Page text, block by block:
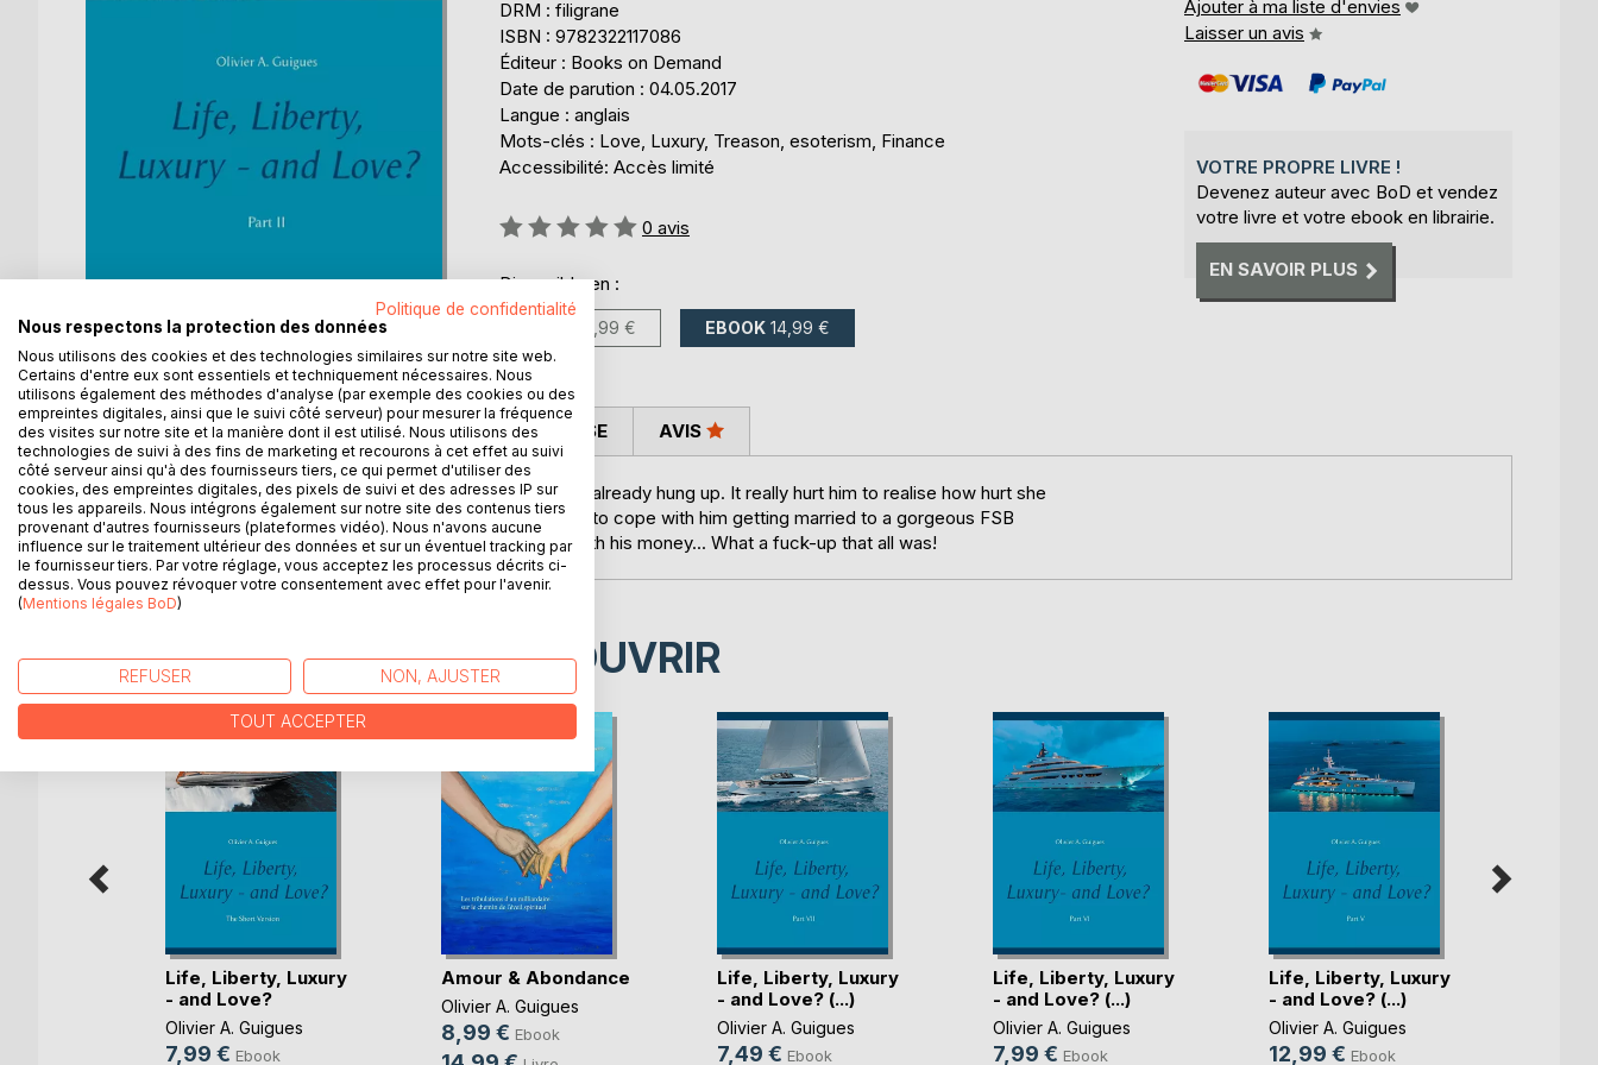
DRM : filigrane
ISBN : 9782322117086
Éditeur : Books on Demand
Date de parution : 04.05.2017
Langue : anglais
Mots-clés : Love, Luxury, Treason, esoterism, Finance
Accessibilité: Accès limité
Évaluation:
0 avis
Disponible en :
21,99 € EBOOK 14,99 €
Ajouter à ma liste d'envies
Laisser un avis
VOTRE PROPRE LIVRE !
Devenez auteur avec BoD et vendez
votre livre et votre ebook en librairie.
EN SAVOIR PLUS
DESCRIPTION
Kathrin did not even give Jean a chance to reply: she had already hung up. It really hurt him to realise how hurt she
was, the one and only promised woman of his life, having to cope with him getting married to a gorgeous FSB
secret agent who was about to ruin him and walk away with his money... What a fuck-up that all was!
AUTEUR(S) CRITIQUES PRESSE AVIS
D’AUTRES TITRES À DÉCOUVRIR
Life, Liberty, Luxury
- and Love?
Olivier A. Guigues
7,99 € Ebook
Amour & Abondance
Olivier A. Guigues
8,99 € Ebook
Life, Liberty, Luxury
- and Love? (...)
Olivier A. Guigues
7,49 € Ebook
Life, Liberty, Luxury
- and Love? (...)
Olivier A. Guigues
7,99 € Ebook
Life, Liberty, Luxury
- and Love? (...)
Olivier A. Guigues
12,99 € Ebook
Politique de confidentialité
Nous respectons la protection des données
Nous utilisons des cookies et des technologies similaires sur notre site web.
Certains d'entre eux sont essentiels et techniquement nécessaires. Nous
utilisons également des méthodes d'analyse (par exemple des cookies ou des
empreintes digitales, ainsi que le suivi côté serveur) pour mesurer la fréquence
des visites sur notre site et la manière dont il est utilisé. Nous utilisons des
technologies de suivi à des fins de marketing et recourons à cet effet au suivi
côté serveur ainsi qu'à des fournisseurs tiers, ce qui permet d'utiliser des
cookies, des empreintes digitales, des pixels de suivi et des adresses IP sur
tous les appareils. Nous intégrons également sur notre site des contenus tiers
provenant d'autres fournisseurs (plateformes vidéo). Nous n'avons aucune
influence sur le traitement ultérieur des données et sur un éventuel tracking par
le fournisseur tiers. Par votre réglage, vous acceptez les processus décrits ci-
dessus. Vous pouvez révoquer votre consentement avec effet pour l'avenir.
(Mentions légales BoD)
REFUSER NON, AJUSTER
TOUT ACCEPTER